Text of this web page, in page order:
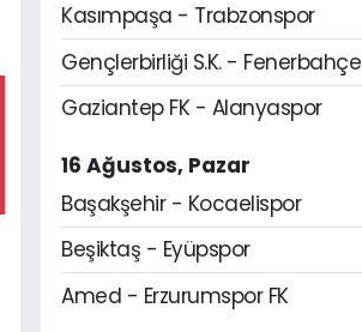
Kasımpaşa - Trabzonspor
Gençlerbirliği S.K. - Fenerbahçe
Gaziantep FK - Alanyaspor
16 Ağustos, Pazar
Başakşehir - Kocaelispor
Beşiktaş - Eyüpspor
Amed - Erzurumspor FK